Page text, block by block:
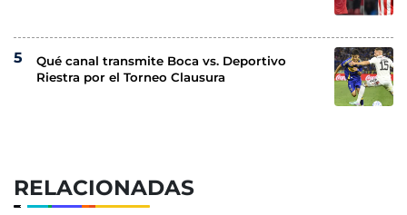
RELACIONADAS
Qué canal transmite Boca vs. Deportivo
Riestra por el Torneo Clausura